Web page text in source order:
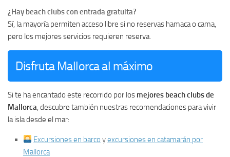
¿Hay beach clubs con entrada gratuita?
Sí, la mayoría permiten acceso libre si no reservas hamaca o cama,
pero los mejores servicios requieren reserva.
Disfruta Mallorca al máximo
Si te ha encantado este recorrido por los mejores beach clubs de
Mallorca, descubre también nuestras recomendaciones para vivir
la isla desde el mar:
Excursiones en barco yexcursiones en catamarán por
Mallorca